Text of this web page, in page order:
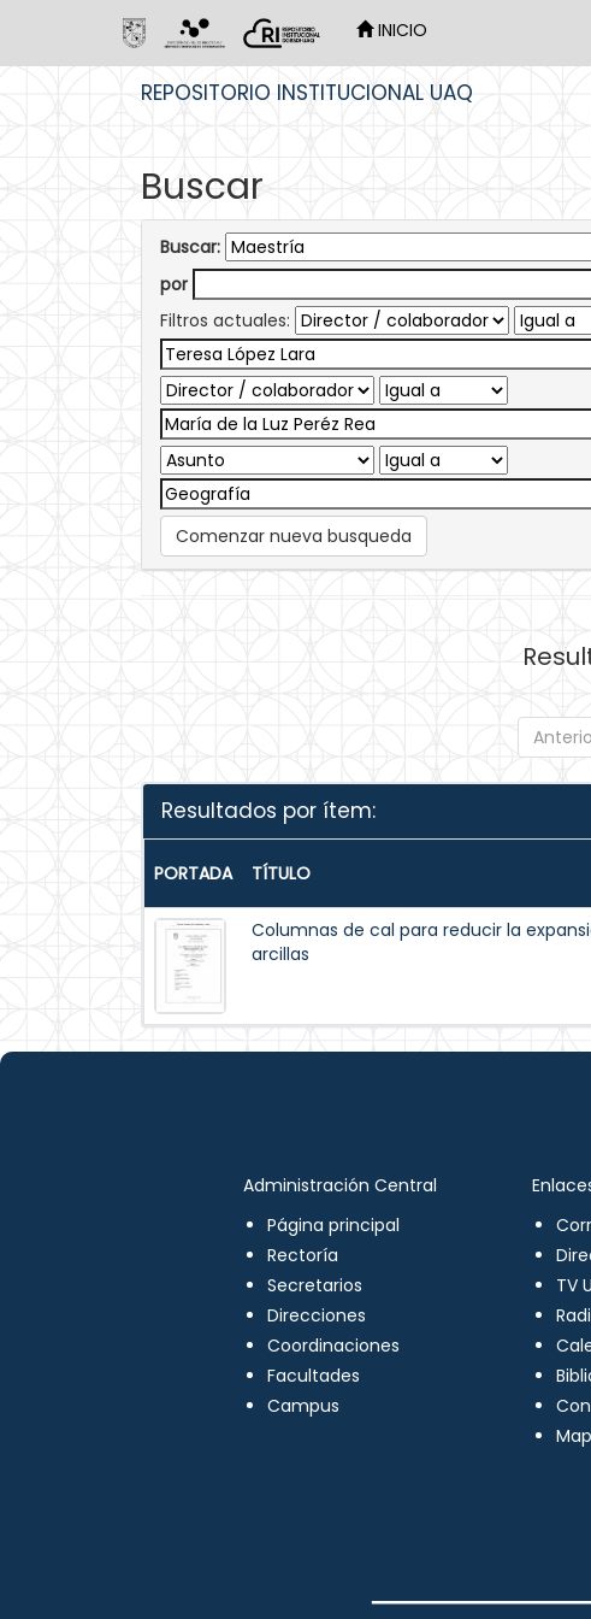
INICIO
REPOSITORIO INSTITUCIONAL UAQ
Buscar
Buscar:
por
Filtros actuales:
Comenzar nueva busqueda
Resultados por ítem:
PORTADA TÍTULO
Columnas de cal para reducir la
arcillas
Administración Central
Página principal
Rectoría
Secretarios
Direcciones
Coordinaciones
Facultades
Campus
TV